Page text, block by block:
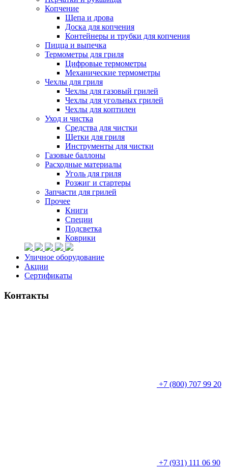
Копчение
Щепа и дрова
Доска для копчения
Контейнеры и трубки для копчения
Пицца и выпечка
Термометры для гриля
Цифровые термометры
Механические термометры
Чехлы для гриля
Чехлы для газовый грилей
Чехлы для угольных грилей
Чехлы для коптилен
Уход и чистка
Средства для чистки
Щетки для гриля
Инструменты для чистки
Газовые баллоны
Расходные материалы
Уголь для гриля
Розжиг и стартеры
Запчасти для грилей
Прочее
Книги
Специи
Подсветка
Коврики
Уличное оборудование
Акции
Сертификаты
Контакты
+7 (800) 707 99 20
+7 (931) 111 06 90